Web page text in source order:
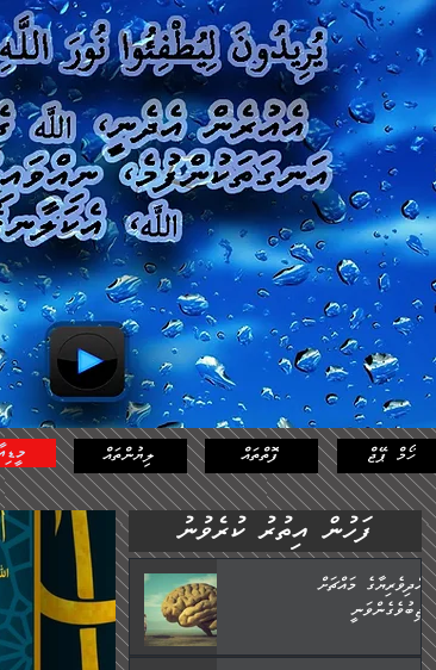
Log In
Featured
Posts
ފަހުން އިތުރު ކުރެވުނު
ބުއްދިވެރިޔާގެ މައްޗަށް
ވާޖިބުވެގެންވަނީ
ހޯމް ޕޭޖް ލިޔުންތައް ފޮތްތައް